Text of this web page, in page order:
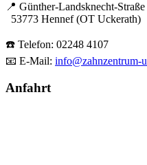
📍 Günther-Landsknecht-Straße
53773 Hennef (OT Uckerath)
☎️ Telefon: 02248 4107
📧 E-Mail: info@zahnzentrum-
Anfahrt